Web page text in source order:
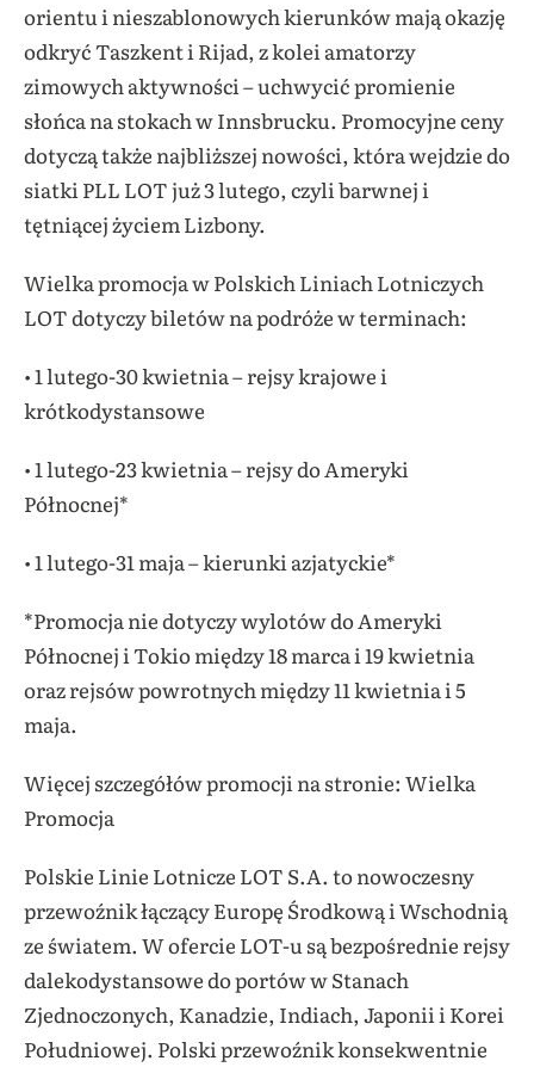
orientu i nieszablonowych kierunków mają okazję
odkryć Taszkent i Rijad, z kolei amatorzy
zimowych aktywności – uchwycić promienie
słońca na stokach w Innsbrucku. Promocyjne ceny
dotyczą także najbliższej nowości, która wejdzie do
siatki PLL LOT już 3 lutego, czyli barwnej i
tętniącej życiem Lizbony.
Wielka promocja w Polskich Liniach Lotniczych
LOT dotyczy biletów na podróże w terminach:
• 1 lutego-30 kwietnia – rejsy krajowe i
krótkodystansowe
• 1 lutego-23 kwietnia – rejsy do Ameryki
Północnej*
• 1 lutego-31 maja – kierunki azjatyckie*
*Promocja nie dotyczy wylotów do Ameryki
Północnej i Tokio między 18 marca i 19 kwietnia
oraz rejsów powrotnych między 11 kwietnia i 5
maja.
Więcej szczegółów promocji na stronie: Wielka
Promocja
Polskie Linie Lotnicze LOT S.A. to nowoczesny
przewoźnik łączący Europę Środkową i Wschodnią
ze światem. W ofercie LOT-u są bezpośrednie rejsy
dalekodystansowe do portów w Stanach
Zjednoczonych, Kanadzie, Indiach, Japonii i Korei
Południowej. Polski przewoźnik konsekwentnie